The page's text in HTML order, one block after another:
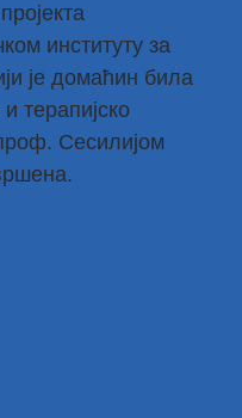
институту за
је домаћин била
терапијско
Сесилијом